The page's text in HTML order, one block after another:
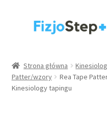
Przejdź
Przejdź
Wyposażenie gabinetów
Strona główna
Patter/wzory
Rea Tape
Kinesiology tapingu